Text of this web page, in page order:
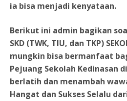
ia bisa menjadi kenyataan.
Berikut ini admin bagikan
SKD (TWK, TIU, dan TKP)
mungkin bisa bermanfaat
Pejuang Sekolah Kedinasan
berlatih dan menambah
Hangat dan Sukses Selalu